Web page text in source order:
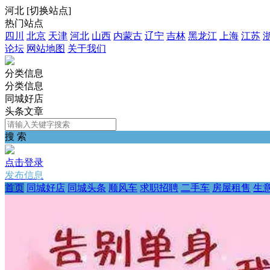
河北 [切换站点]
热门站点
四川
北京 天津 河北 山西 内蒙古 辽宁 吉林 黑龙江 上海 江苏
论坛 网站地图 关于我们
分类信息
分类信息
同城好店
头条文章
搜 索
点击登录
发布信息
首页 同城好店 同城头条 顺风车 求职招聘 二手车 房屋租售 生